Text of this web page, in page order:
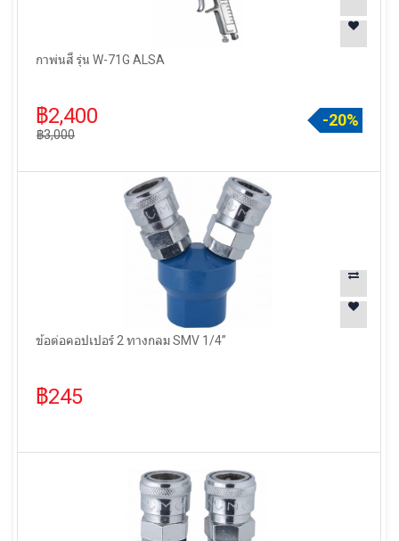
กาพ่นสี รุ่น W-71G ALSA
฿2,400
฿3,000
-20%
ข้อต่อคอปเปอร์ 2 ทางกลม SMV 1/4”
฿245